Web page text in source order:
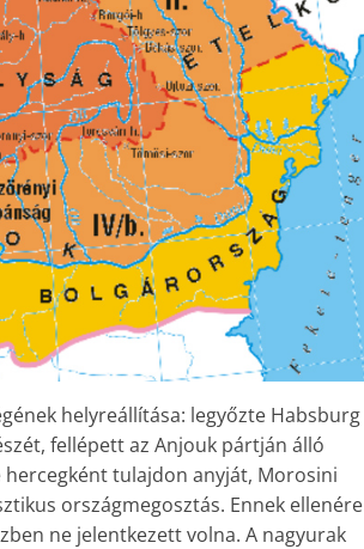
helyreállítása: legyőzte Habsburg
fellépett az Anjouk pártján álló
hercegként tulajdon anyját, Morosini
országmegosztás. Ennek ellenére
ne jelentkezett volna. A nagyurak